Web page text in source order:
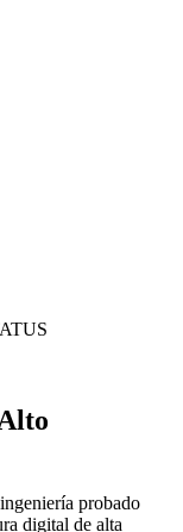
probado
digital de alta